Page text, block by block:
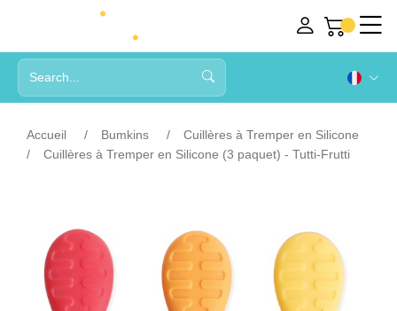
Accueil Bumkins
Cuillères à Tremper en Silicone
Cuillères à Tremper en Silicone (3 paquet) - Tutti-Frutti